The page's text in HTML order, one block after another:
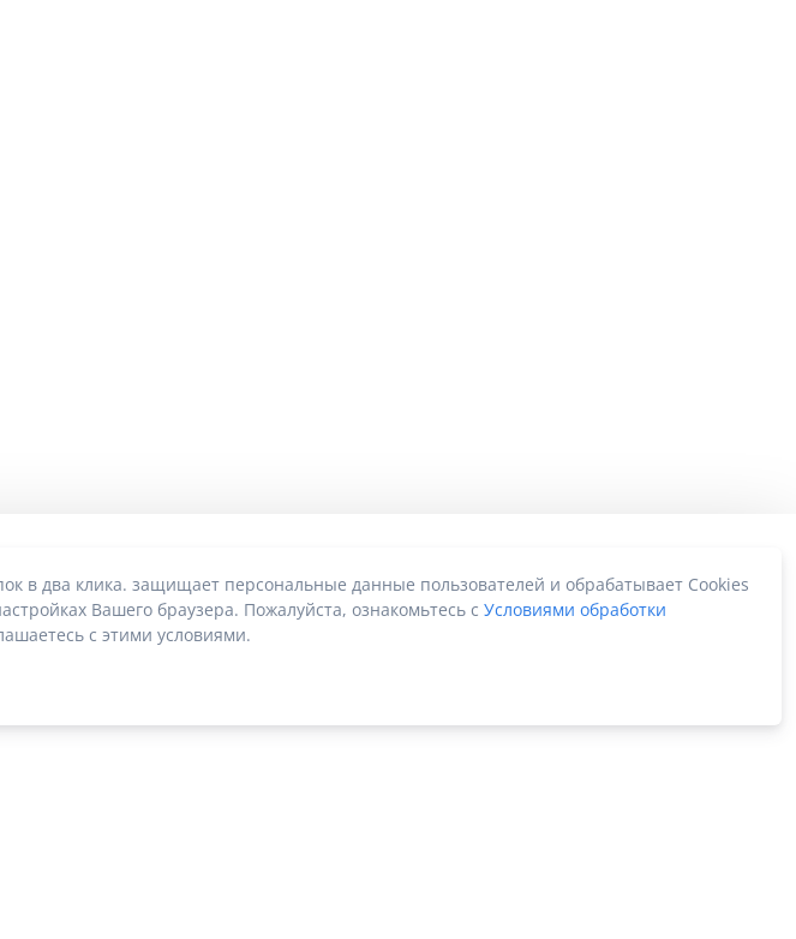
в два клика. защищает персональные данные пользователей и обрабатывает Cookies
Вашего браузера. Пожалуйста, ознакомьтесь с Условиями обработки
с этими условиями.